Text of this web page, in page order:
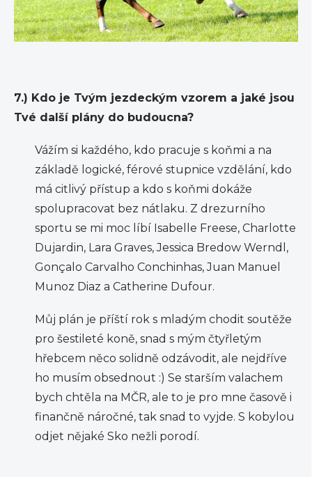
7.) Kdo je Tvým jezdeckým vzorem a jaké jsou
Tvé další plány do budoucna?
Vážím si každého, kdo pracuje s koňmi a na
základě logické, férové stupnice vzdělání, kdo
má citlivý přístup a kdo s koňmi dokáže
spolupracovat bez nátlaku. Z drezurního
sportu se mi moc líbí Isabelle Freese, Charlotte
Dujardin, Lara Graves, Jessica Bredow Werndl,
Gonçalo Carvalho Conchinhas, Juan Manuel
Munoz Diaz a Catherine Dufour.
Můj plán je příští rok s mladým chodit soutěže
pro šestileté koně, snad s mým čtyřletým
hřebcem něco solidně odzávodit, ale nejdříve
ho musím obsednout :) Se starším valachem
bych chtěla na MČR, ale to je pro mne časově i
finančně náročné, tak snad to vyjde. S kobylou
odjet nějaké Sko nežli porodí.